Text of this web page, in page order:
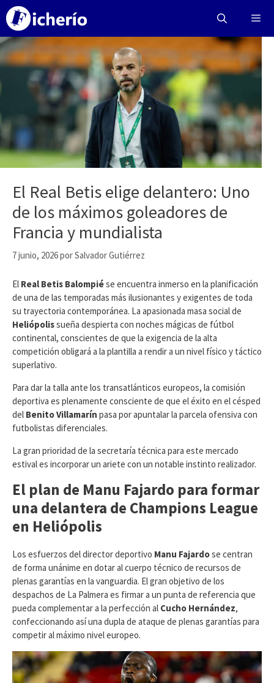
Saltar
contenido
Menú
El Real Betis elige delantero: Uno
de los máximos goleadores de
Francia y mundialista
7 junio, 2026porSalvador Gutiérrez
​El Real Betis Balompiése encuentra inmerso en la planificación
de una de las temporadas más ilusionantes y exigentes de toda
su trayectoria contemporánea. La apasionada masa social de
Heliópolissueña despierta con noches mágicas de fútbol
continental, conscientes de que la exigencia de la alta
competición obligará a la plantilla a rendir a un nivel físico y táctico
superlativo.
Para dar la talla ante los transatlánticos europeos, la comisión
deportiva es plenamente consciente de que el éxito en el césped
del Benito Villamarín pasa por apuntalar la parcela ofensiva con
futbolistas diferenciales.
​La gran prioridad de la secretaría técnica para este mercado
estival es incorporar un ariete con un notable instinto realizador.
El plan de Manu Fajardo para formar
una delantera de Champions League
en Heliópolis
​Los esfuerzos del director deportivo Manu Fajardose centran
de forma unánime en dotar al cuerpo técnico de recursos de
plenas garantías en la vanguardia. El gran objetivo de los
despachos de La Palmera es firmar a un punta de referencia que
pueda complementar a la perfección al Cucho Hernández,
confeccionando así una dupla de ataque de plenas garantías para
competir al máximo nivel europeo.